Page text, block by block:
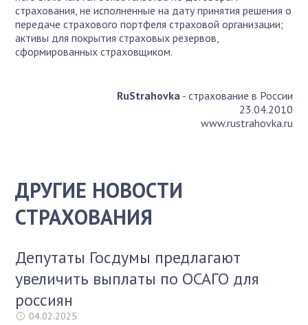
страхования, не исполненные на дату принятия решения о
передаче страхового портфеля страховой организации;
активы для покрытия страховых резервов,
сформированных страховщиком.
RuStrahovka- страхование в России
23.04.2010
www.rustrahovka.ru
ДРУГИЕ НОВОСТИ
СТРАХОВАНИЯ
Депутаты Госдумы предлагают
увеличить выплаты по ОСАГО для
россиян
04.02.2025